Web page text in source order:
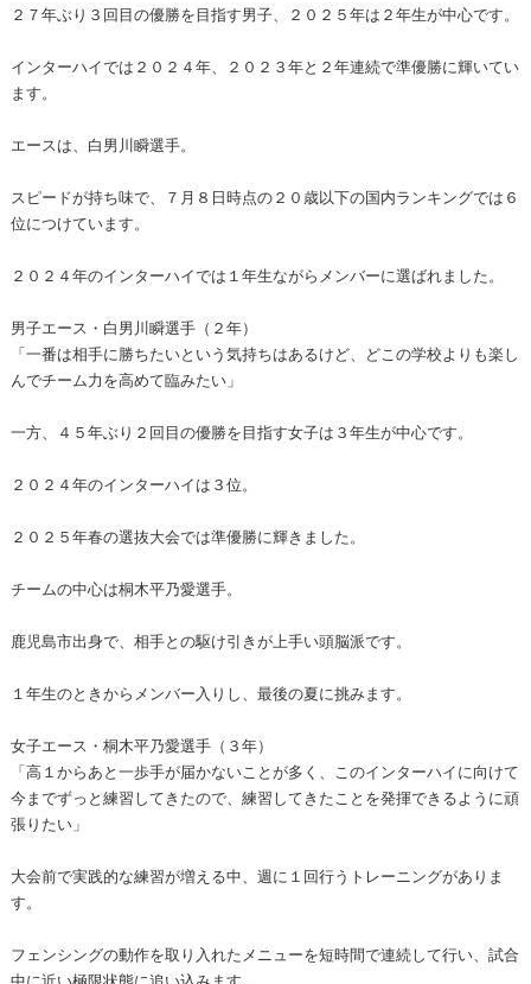
２７年ぶり３回目の優勝を目指す男子、２０２５年は２年生が中心です。
インターハイでは２０２４年、２０２３年と２年連続で準優勝に輝いてい
ます。
エースは、白男川瞬選手。
スピードが持ち味で、７月８日時点の２０歳以下の国内ランキングでは６
位につけています。
２０２４年のインターハイでは１年生ながらメンバーに選ばれました。
男子エース・白男川瞬選手（２年）
「一番は相手に勝ちたいという気持ちはあるけど、どこの学校よりも楽し
んでチーム力を高めて臨みたい」
一方、４５年ぶり２回目の優勝を目指す女子は３年生が中心です。
２０２４年のインターハイは３位。
２０２５年春の選抜大会では準優勝に輝きました。
チームの中心は桐木平乃愛選手。
鹿児島市出身で、相手との駆け引きが上手い頭脳派です。
１年生のときからメンバー入りし、最後の夏に挑みます。
女子エース・桐木平乃愛選手（３年）
「高１からあと一歩手が届かないことが多く、このインターハイに向けて
今までずっと練習してきたので、練習してきたことを発揮できるように頑
張りたい」
大会前で実践的な練習が増える中、週に１回行うトレーニングがありま
す。
フェンシングの動作を取り入れたメニューを短時間で連続して行い、試合